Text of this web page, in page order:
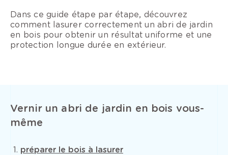
Dans ce guide étape par étape, découvrez
comment lasurer correctement un abri de jardin
en bois pour obtenir un résultat uniforme et une
protection longue durée en extérieur.
Vernir un abri de jardin en bois vous-
même
préparer le bois à lasurer